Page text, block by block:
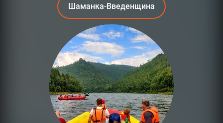
Шаманка-Введенщина